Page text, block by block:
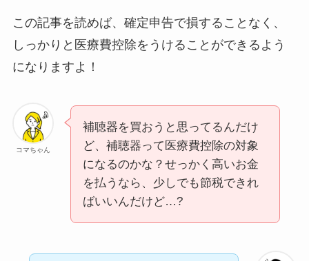
この記事を読めば、確定申告で損することなく、
しっかりと医療費控除をうけることができるよう
になりますよ！
コマちゃん
補聴器を買おうと思ってるんだけ
ど、補聴器って医療費控除の対象
になるのかな？せっかく高いお金
を払うなら、少しでも節税できれ
ばいいんだけど…?